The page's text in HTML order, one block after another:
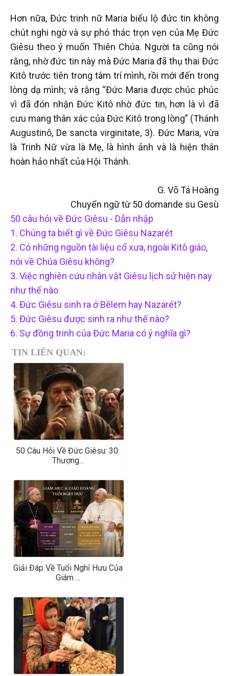
Hơn nữa, Đức trinh nữ Maria biểu lộ đức tin không
chút nghi ngờ và sự phó thác trọn vẹn của Mẹ Đức
Giêsu theo ý muốn Thiên Chúa. Người ta cũng nói
rằng, nhờ đức tin này mà Đức Maria đã thụ thai Đức
Kitô trước tiên trong tâm trí mình, rồi mới đến trong
lòng dạ mình; và rằng “Đức Maria được chúc phúc
vì đã đón nhận Đức Kitô nhờ đức tin, hơn là vì đã
cưu mang thân xác của Đức Kitô trong lòng” (Thánh
Augustinô, De sancta virginitate, 3). Đức Maria, vừa
là Trinh Nữ vừa là Mẹ, là hình ảnh và là hiện thân
hoàn hảo nhất của Hội Thánh.
G. Võ Tá Hoàng
Chuyển ngữ từ 50 domande su Gesù
50 câu hỏi về Đức Giêsu - Dẫn nhập
1. Chúng ta biết gì về Đức Giêsu Nazarét
2. Có những nguồn tài liệu cổ xưa, ngoài Kitô giáo,
nói về Chúa Giêsu không?
3. Việc nghiên cứu nhân vật Giêsu lịch sử hiện nay
như thế nào
4. Đức Giêsu sinh ra ở Bêlem hay Nazarét?
5. Đức Giêsu được sinh ra như thế nào?
6. Sự đồng trinh của Đức Maria có ý nghĩa gì?
TIN LIÊN QUAN:
50 Câu Hỏi Về Đức Giêsu: 30.
Thượng...
Giải Đáp Về Tuổi Nghỉ Hưu Của
Giám ...